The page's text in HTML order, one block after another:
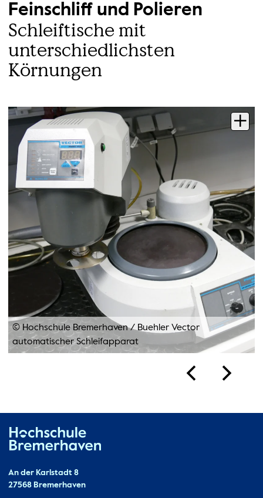
Feinschliff und Polieren
Schleiftische mit
unterschiedlichsten
Körnungen
© Hochschule Bremerhaven/Buehler Vector
automatischer Schleifapparat
Kontakt
An der Karlstadt 8
27568 Bremerhaven